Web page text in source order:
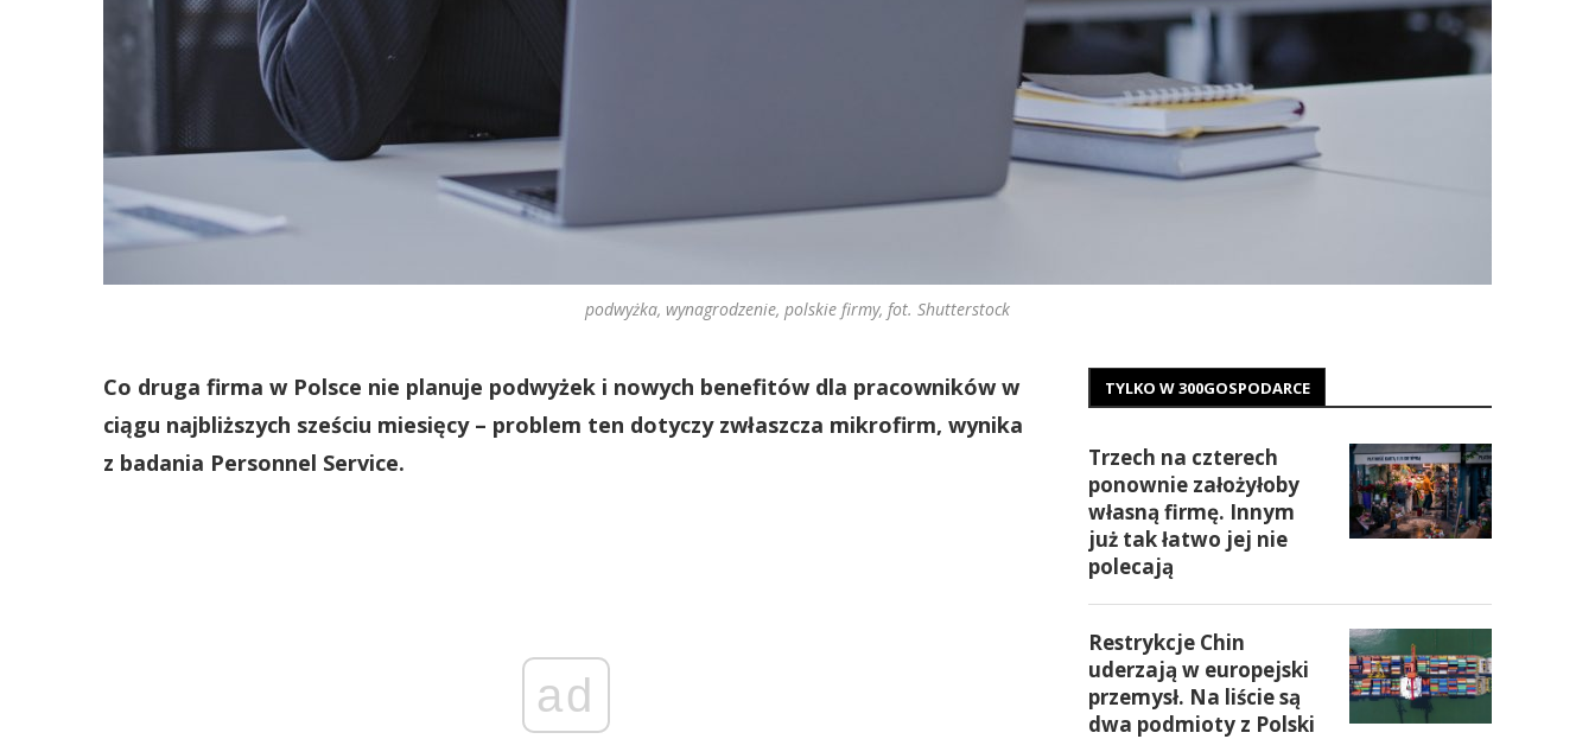
podwyżka, wynagrodzenie, polskie firmy, fot. Shutterstock
Co druga firma w Polsce nie planuje podwyżek i nowych benefitów dla pracowników w
ciągu najbliższych sześciu miesięcy – problem ten dotyczy zwłaszcza mikrofirm, wynika
z badania Personnel Service.
ad
TYLKO W 300GOSPODARCE
Trzech na czterech
ponownie założyłoby
własną firmę. Innym
już tak łatwo jej nie
polecają
Restrykcje Chin
uderzają w europejski
przemysł. Na liście są
dwa podmioty z Polski